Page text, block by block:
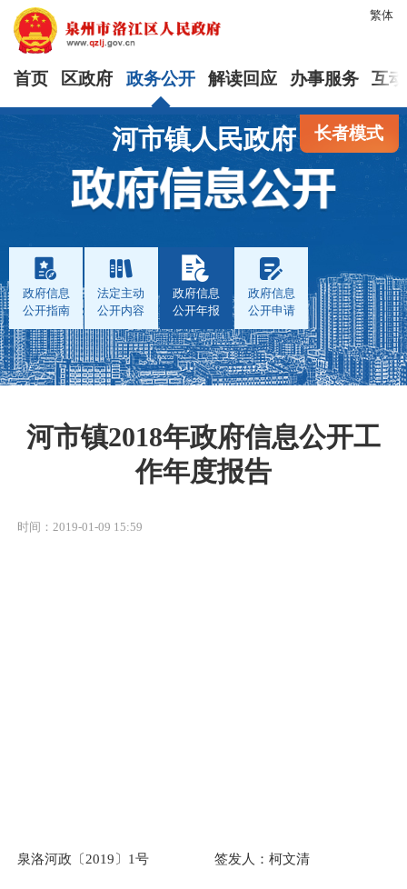
繁体
首页 区政府 政务公开 解读回应 办事服务 互
长者模式
河市镇人民政府
政府信息
公开指南
法定主动
公开内容
政府信息
公开年报
政府信息
公开申请
河市镇2018年政府信息公开工
作年度报告
时间：2019-01-09 15:59
泉洛河政〔2019〕 1号 签发人： 柯文清